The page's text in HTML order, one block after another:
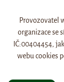
Web zoo jihlava
Otevírací doba a
©
Provozovatel
organizace se
IČ:00404454,
webu cookies